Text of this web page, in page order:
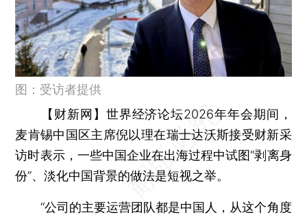
图：受访者提供
【财新网】 世界经济论坛2026年年会期间，
麦肯锡中国区主席倪以理在瑞士达沃斯接受财新采
访时表示，一些中国企业在出海过程中试图“剥离身
份”、淡化中国背景的做法是短视之举。
“公司的主要运营团队都是中国人，从这个角度